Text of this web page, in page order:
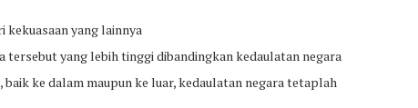
kekuasaan yang lainnya
yang lebih tinggi dibandingkan kedaulatan negara
ke dalam maupun ke luar, kedaulatan negara tetaplah